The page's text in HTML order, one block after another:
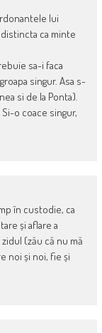
lui
distincta ca minte
sa-i faca
singur. Asa s-
si de la Ponta).
o coace singur,
în custodie, ca
și aflare a
(zău că nu mă
noi și noi, fie și